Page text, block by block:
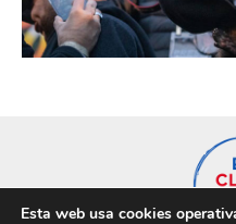
Esta web usa cookies